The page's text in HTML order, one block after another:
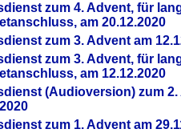
zum 4. Advent, für
am 20.12.2020
zum 3. Advent am
zum 3. Advent, für
am 12.12.2020
(Audioversion) zum 2.
zum 1. Advent am